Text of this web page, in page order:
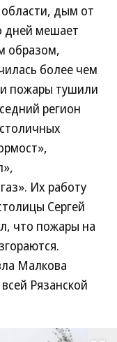
области, дым от
дней мешает
образом,
более чем
пожары тушили
регион
Их работу
Сергей
что пожары на
Малкова
Рязанской